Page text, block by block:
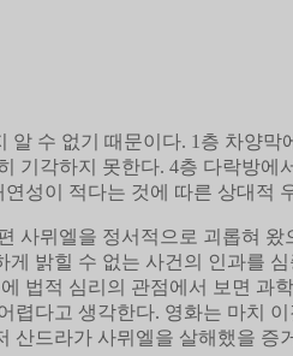
수 없기 때문이다. 1층 차양
각하지 못한다. 4층 다락방에
성이 적다는 것에 따른 상대적
뮈엘을 정서적으로 괴롭혀
밝힐 수 없는 사건의 인과를
법적 심리의 관점에서 보면 과
다고 생각한다. 영화는 마치
드라가 사뮈엘을 살해했을